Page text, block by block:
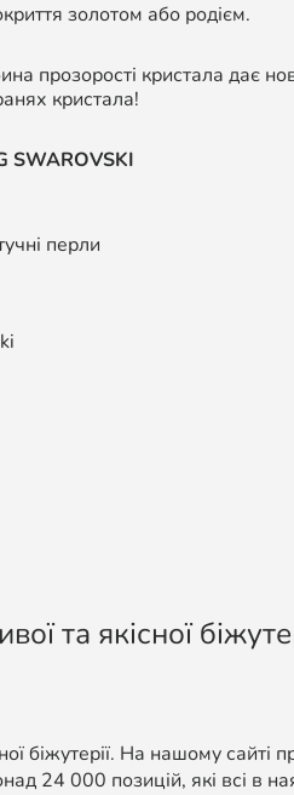
золотом або родієм.
прозорості кристала дає
кристала!
SWAROVSKI
перли
та якісної
біжутерії. На нашому сайті
24 000 позицій, які всі в